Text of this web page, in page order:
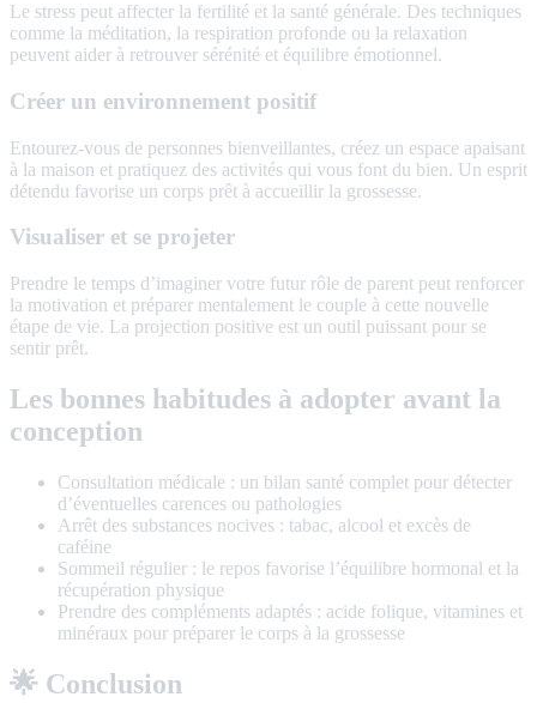
Le stress peut affecter la fertilité et la santé générale. Des techniques
comme la méditation, la respiration profonde ou la relaxation
peuvent aider à retrouver sérénité et équilibre émotionnel.
Créer un environnement positif
Entourez-vous de personnes bienveillantes, créez un espace apaisant
à la maison et pratiquez des activités qui vous font du bien. Un esprit
détendu favorise un corps prêt à accueillir la grossesse.
Visualiser et se projeter
Prendre le temps d’imaginer votre futur rôle de parent peut renforcer
la motivation et préparer mentalement le couple à cette nouvelle
étape de vie. La projection positive est un outil puissant pour se
sentir prêt.
Les bonnes habitudes à adopter avant la
conception
Consultation médicale : un bilan santé complet pour détecter
d’éventuelles carences ou pathologies
Arrêt des substances nocives : tabac, alcool et excès de
caféine
Sommeil régulier : le repos favorise l’équilibre hormonal et la
récupération physique
Prendre des compléments adaptés : acide folique, vitamines et
minéraux pour préparer le corps à la grossesse
🌟 Conclusion